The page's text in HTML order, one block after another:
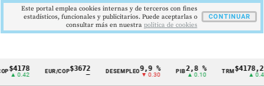
CintilloEUR/COP$3672 DESEMPLEO9,9 %
▼ 0.30
PIB 2,8 %
▲ 0.10
TRM $4178,23
▲ 0.42
Este portal emplea cookies internas y de terceros con fines
estadísticos, funcionales y publicitarios. Puede aceptarlas o
consultar más en nuestra politica de cookies
CONTINUAR